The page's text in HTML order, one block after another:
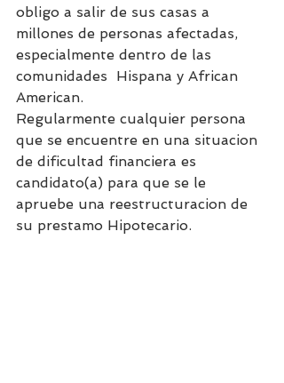
obligo a salir de sus casas a
millones de personas afectadas,
especialmente dentro de las
comunidades  Hispana y African
American.
Regularmente cualquier persona
que se encuentre en una situacion
de dificultad financiera es
candidato(a) para que se le
apruebe una reestructuracion de
su prestamo Hipotecario.